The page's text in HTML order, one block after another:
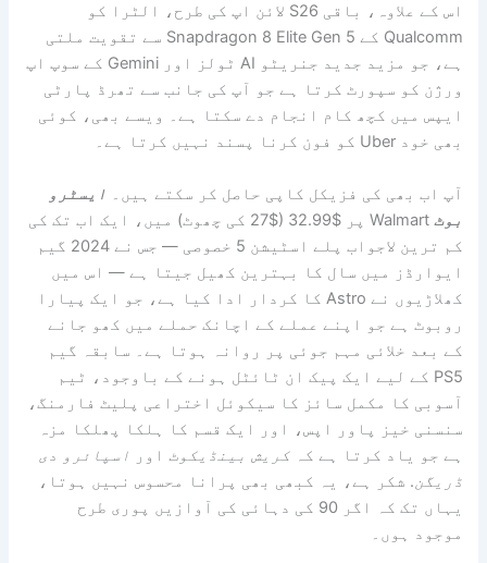
اس کے علاوہ، باقی S26 لائن اپ کی طرح، الٹرا کو
Qualcomm کے Snapdragon 8 Elite Gen 5 سے تقویت ملتی
ہے، جو مزید جدید جنریٹو AI ٹولز اور Gemini کے سوپ اپ
ورژن کو سپورٹ کرتا ہے جو آپ کی جانب سے تھرڈ پارٹی
ایپس میں کچھ کام انجام دے سکتا ہے۔ ویسے بھی، کوئی
بھی خود Uber کو فون کرنا پسند نہیں کرتا ہے۔
آپ اب بھی کی فزیکل کاپی حاصل کر سکتے ہیں۔ ایسٹرو
بوٹ
Walmart پر $32.99 ($27 کی چھوٹ) میں، ایک اب تک کی
کم ترین لاجواب پلے اسٹیشن 5 خصوصی — جس نے 2024 گیم
ایوارڈز میں سال کا بہترین کھیل جیتا ہے — اس میں
کھلاڑیوں نے Astro کا کردار ادا کیا ہے، جو ایک پیارا
روبوٹ ہے جو اپنے عملے کے اچانک حملے میں کھو جانے
کے بعد خلائی مہم جوئی پر روانہ ہوتا ہے۔ سابقہ ​​گیم
PS5 کے لیے ایک پیک ان ٹائٹل ہونے کے باوجود، ٹیم
آسوبی کا مکمل سائز کا سیکوئل اختراعی پلیٹ فارمنگ،
سنسنی خیز پاور اپس، اور ایک قسم کا ہلکا پھلکا مزہ
ہے جو یاد کرتا ہے کہکریش بینڈیکوٹ اور اسپائرو دی
ڈریگن. شکر ہے، یہ کبھی بھی پرانا محسوس نہیں ہوتا،
یہاں تک کہ اگر 90 کی دہائی کی آوازیں پوری طرح
موجود ہوں۔